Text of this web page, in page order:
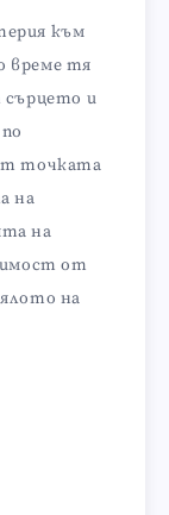
към
време тя
сърцето и
точката
на
на
от
на